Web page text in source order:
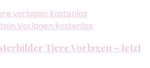
Vorlagen kostenlos
Tiere Vorlagen – Jetzt